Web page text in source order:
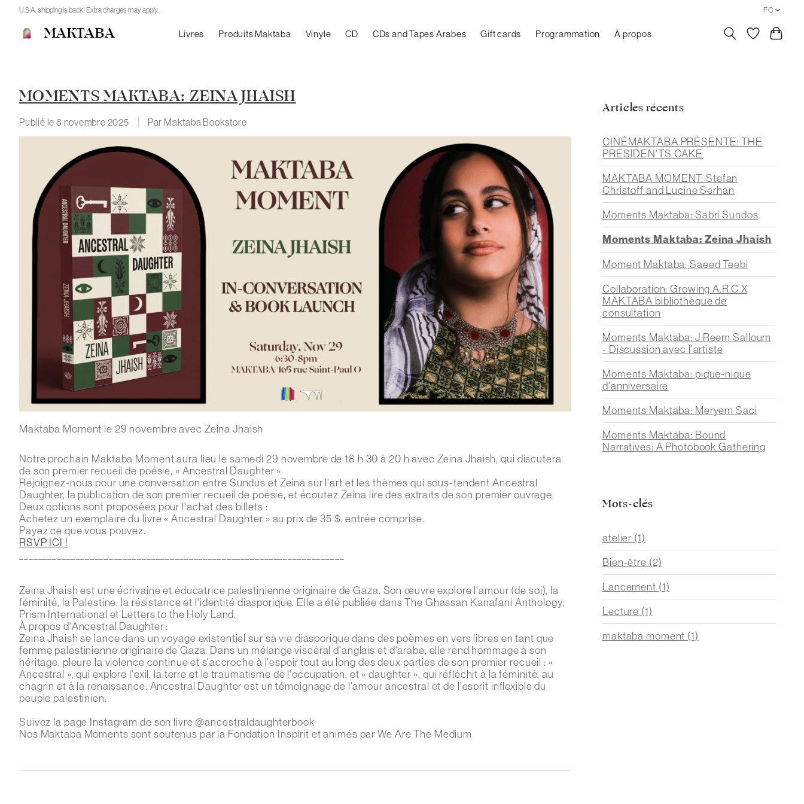
U.S.A. shipping is back! Extra charges may apply. FC
MAKTABA Livres Produits Maktaba Vinyle CD CDs and Tapes Arabes Gift cards Programmation À propos
MOMENTS MAKTABA: ZEINA JHAISH
Publié le 8 novembre 2025 Par Maktaba Bookstore
Maktaba Moment le 29 novembre avec Zeina Jhaish
Notre prochain Maktaba Moment aura lieu le samedi 29 novembre de 18 h 30 à 20 h avec Zeina Jhaish, qui discutera
de son premier recueil de poésie, « Ancestral Daughter ».
Rejoignez-nous pour une conversation entre Sundus et Zeina sur l'art et les thèmes qui sous-tendent Ancestral
Daughter, la publication de son premier recueil de poésie, et écoutez Zeina lire des extraits de son premier ouvrage.
Deux options sont proposées pour l'achat des billets :
Achetez un exemplaire du livre « Ancestral Daughter » au prix de 35 $, entrée comprise.
Payez ce que vous pouvez.
RSVP ICI !
Zeina Jhaish est une écrivaine et éducatrice palestinienne originaire de Gaza. Son œuvre explore l'amour (de soi), la
féminité, la Palestine, la résistance et l'identité diasporique. Elle a été publiée dans The Ghassan Kanafani Anthology,
Prism International et Letters to the Holy Land.
À propos d'Ancestral Daughter :
Zeina Jhaish se lance dans un voyage existentiel sur sa vie diasporique dans des poèmes en vers libres en tant que
femme palestinienne originaire de Gaza. Dans un mélange viscéral d'anglais et d'arabe, elle rend hommage à son
héritage, pleure la violence continue et s'accroche à l'espoir tout au long des deux parties de son premier recueil : «
Ancestral », qui explore l'exil, la terre et le traumatisme de l'occupation, et « daughter », qui réfléchit à la féminité, au
chagrin et à la renaissance. Ancestral Daughter est un témoignage de l'amour ancestral et de l'esprit inflexible du
peuple palestinien.
Suivez la page Instagram de son livre @ancestraldaughterbook
Nos Maktaba Moments sont soutenus par la Fondation Inspirit et animés par We Are The Medium
Articles récents
CINÉMAKTABA PRÉSENTE: THE
PRESIDEN'TS CAKE
MAKTABA MOMENT: Stefan
Christoff and Lucine Serhan
Moments Maktaba: Sabri Sundos
Moments Maktaba: Zeina Jhaish
Moment Maktaba: Saeed Teebi
Collaboration: Growing A.R.C X
MAKTABA bibliothèque de
consultation
Moments Maktaba: J Reem Salloum
- Discussion avec l'artiste
Moments Maktaba: pique-nique
d'anniversaire
Moments Maktaba: Meryem Saci
Moments Maktaba: Bound
Narratives: A Photobook Gathering
Mots-clés
atelier (1)
Bien-être (2)
Lancement (1)
Lecture (1)
maktaba moment (1)